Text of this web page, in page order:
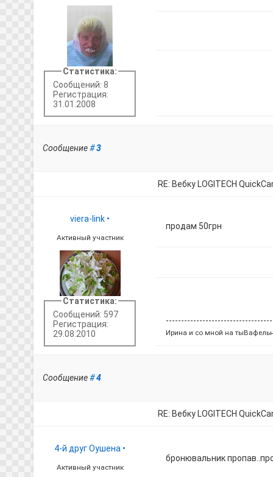
Статистика:
Сообщений: 8
Регистрация:
31.01.2008
Сообщение#3
RE: Вебку LOGITECH
viera-link •
Активный участник
Статистика:
Сообщений: 597
Регистрация:
29.08.2010
продам 50грн
Ирина и со мной на
Сообщение#4
RE: Вебку LOGITECH
4-й друг Оушена •
Активный участник
бронювальник